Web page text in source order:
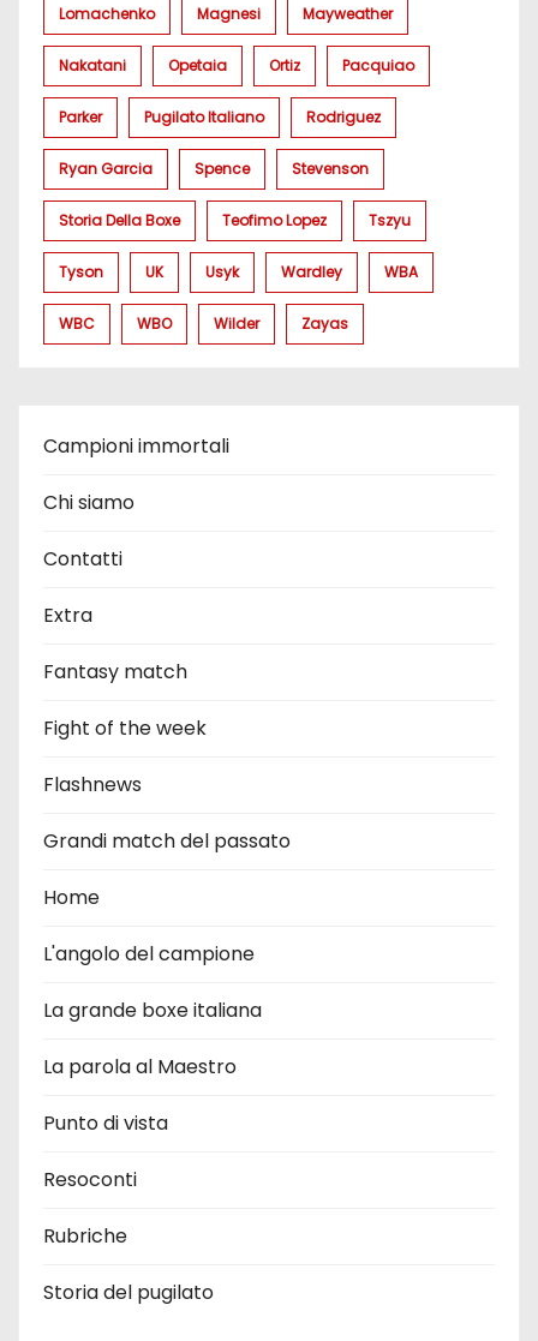
Lomachenko Magnesi Mayweather
Nakatani Opetaia Ortiz Pacquiao
Parker Pugilato Italiano Rodriguez
Ryan Garcia Spence Stevenson
Storia Della Boxe Teofimo Lopez Tszyu
Tyson UK Usyk Wardley WBA
WBC WBO Wilder Zayas
Campioni immortali
Chi siamo
Contatti
Extra
Fantasy match
Fight of the week
Flashnews
Grandi match del passato
Home
L'angolo del campione
La grande boxe italiana
La parola al Maestro
Punto di vista
Resoconti
Rubriche
Storia del pugilato